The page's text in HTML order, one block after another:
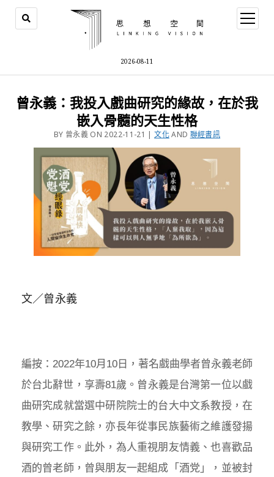
2026-08-11
曾永義：我投入戲曲研究的緣故，在於我
嵌入骨髓的天生性格
BY 曾永義 ON 2022-11-21 |文化AND 聯經書訊
文／曾永義
編按：2022年10月10日，著名戲曲學者曾永義老師
於台北辭世，享壽81歲。曾永義是台灣第一位以戲
曲研究成就當選中研院院士的台大中文系教授，在
教學、研究之餘，亦長年從事民族藝術之維護發揚
與研究工作。此外，為人重視朋友情義、也喜歡品
酒的曾老師，曾與朋友一起組成「酒党」，並被封